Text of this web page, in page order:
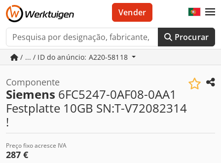
Procurar
Vender
/ ... / ID do anúncio: A220-58118
Componente
Siemens 6FC5247-0AF08-0AA1
Festplatte 10GB SN:T-V72082314
!
Preço fixo acresce IVA
287 €